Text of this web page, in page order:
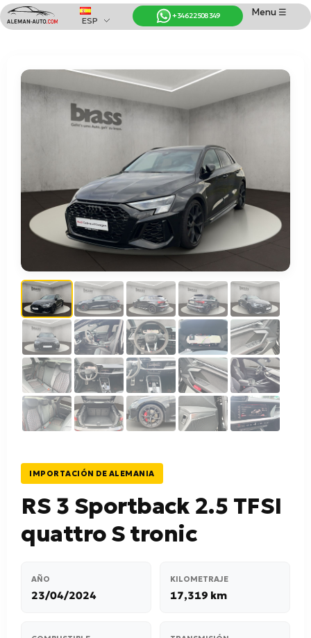
Coches de Alemania
Importación de Coches de Alemania
Menu ☰
+34 622 508 349
ESP
IMPORTACIÓN DE ALEMANIA
RS 3 Sportback 2.5 TFSI
quattro S tronic
AÑO
23/04/2024
KILOMETRAJE
17,319 km